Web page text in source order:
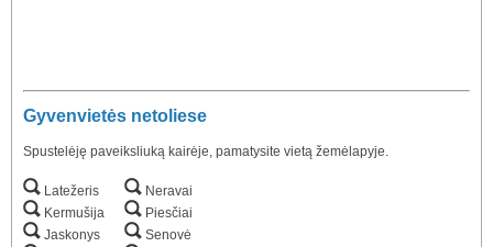
Gyvenvietės netoliese
Spustelėję paveiksliuką kairėje, pamatysite vietą žemėlapyje.
Latežeris
Kermušija
Jaskonys
Neravai
Piesčiai
Senovė